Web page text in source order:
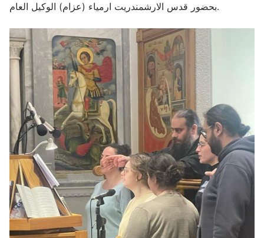
بحضور قدس الارشمندريت ارمياء (عزام) الوكيل العام.